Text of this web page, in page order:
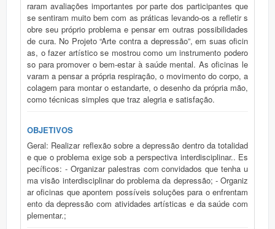
raram avaliações importantes por parte dos participantes que
se sentiram muito bem com as práticas levando-os a refletir s
obre seu próprio problema e pensar em outras possibilidades
de cura. No Projeto “Arte contra a depressão”, em suas oficin
as, o fazer artístico se mostrou como um instrumento podero
so para promover o bem-estar à saúde mental. As oficinas le
varam a pensar a própria respiração, o movimento do corpo, a
colagem para montar o estandarte, o desenho da própria mão,
como técnicas simples que traz alegria e satisfação.
OBJETIVOS
Geral: Realizar reflexão sobre a depressão dentro da totalidad
e que o problema exige sob a perspectiva interdisciplinar.. Es
pecíficos: - Organizar palestras com convidados que tenha u
ma visão interdisciplinar do problema da depressão; - Organiz
ar oficinas que apontem possíveis soluções para o enfrentam
ento da depressão com atividades artísticas e da saúde com
plementar.;